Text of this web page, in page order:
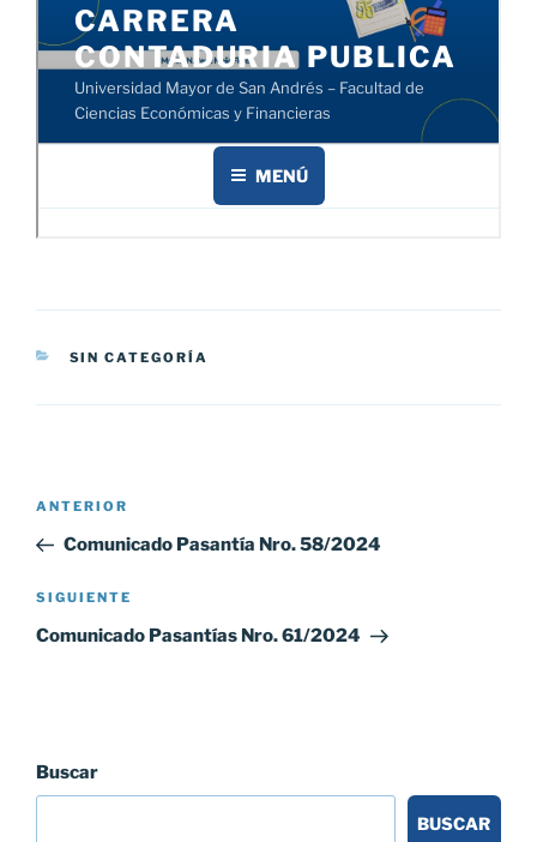
CATEGORÍAS
SIN CATEGORÍA
Navegación
entradas
Entrada
anterior:
ANTERIOR
Comunicado Pasantía Nro. 58/2024
Siguiente
entrada
SIGUIENTE
Comunicado Pasantías Nro. 61/2024
Buscar
BUSCAR